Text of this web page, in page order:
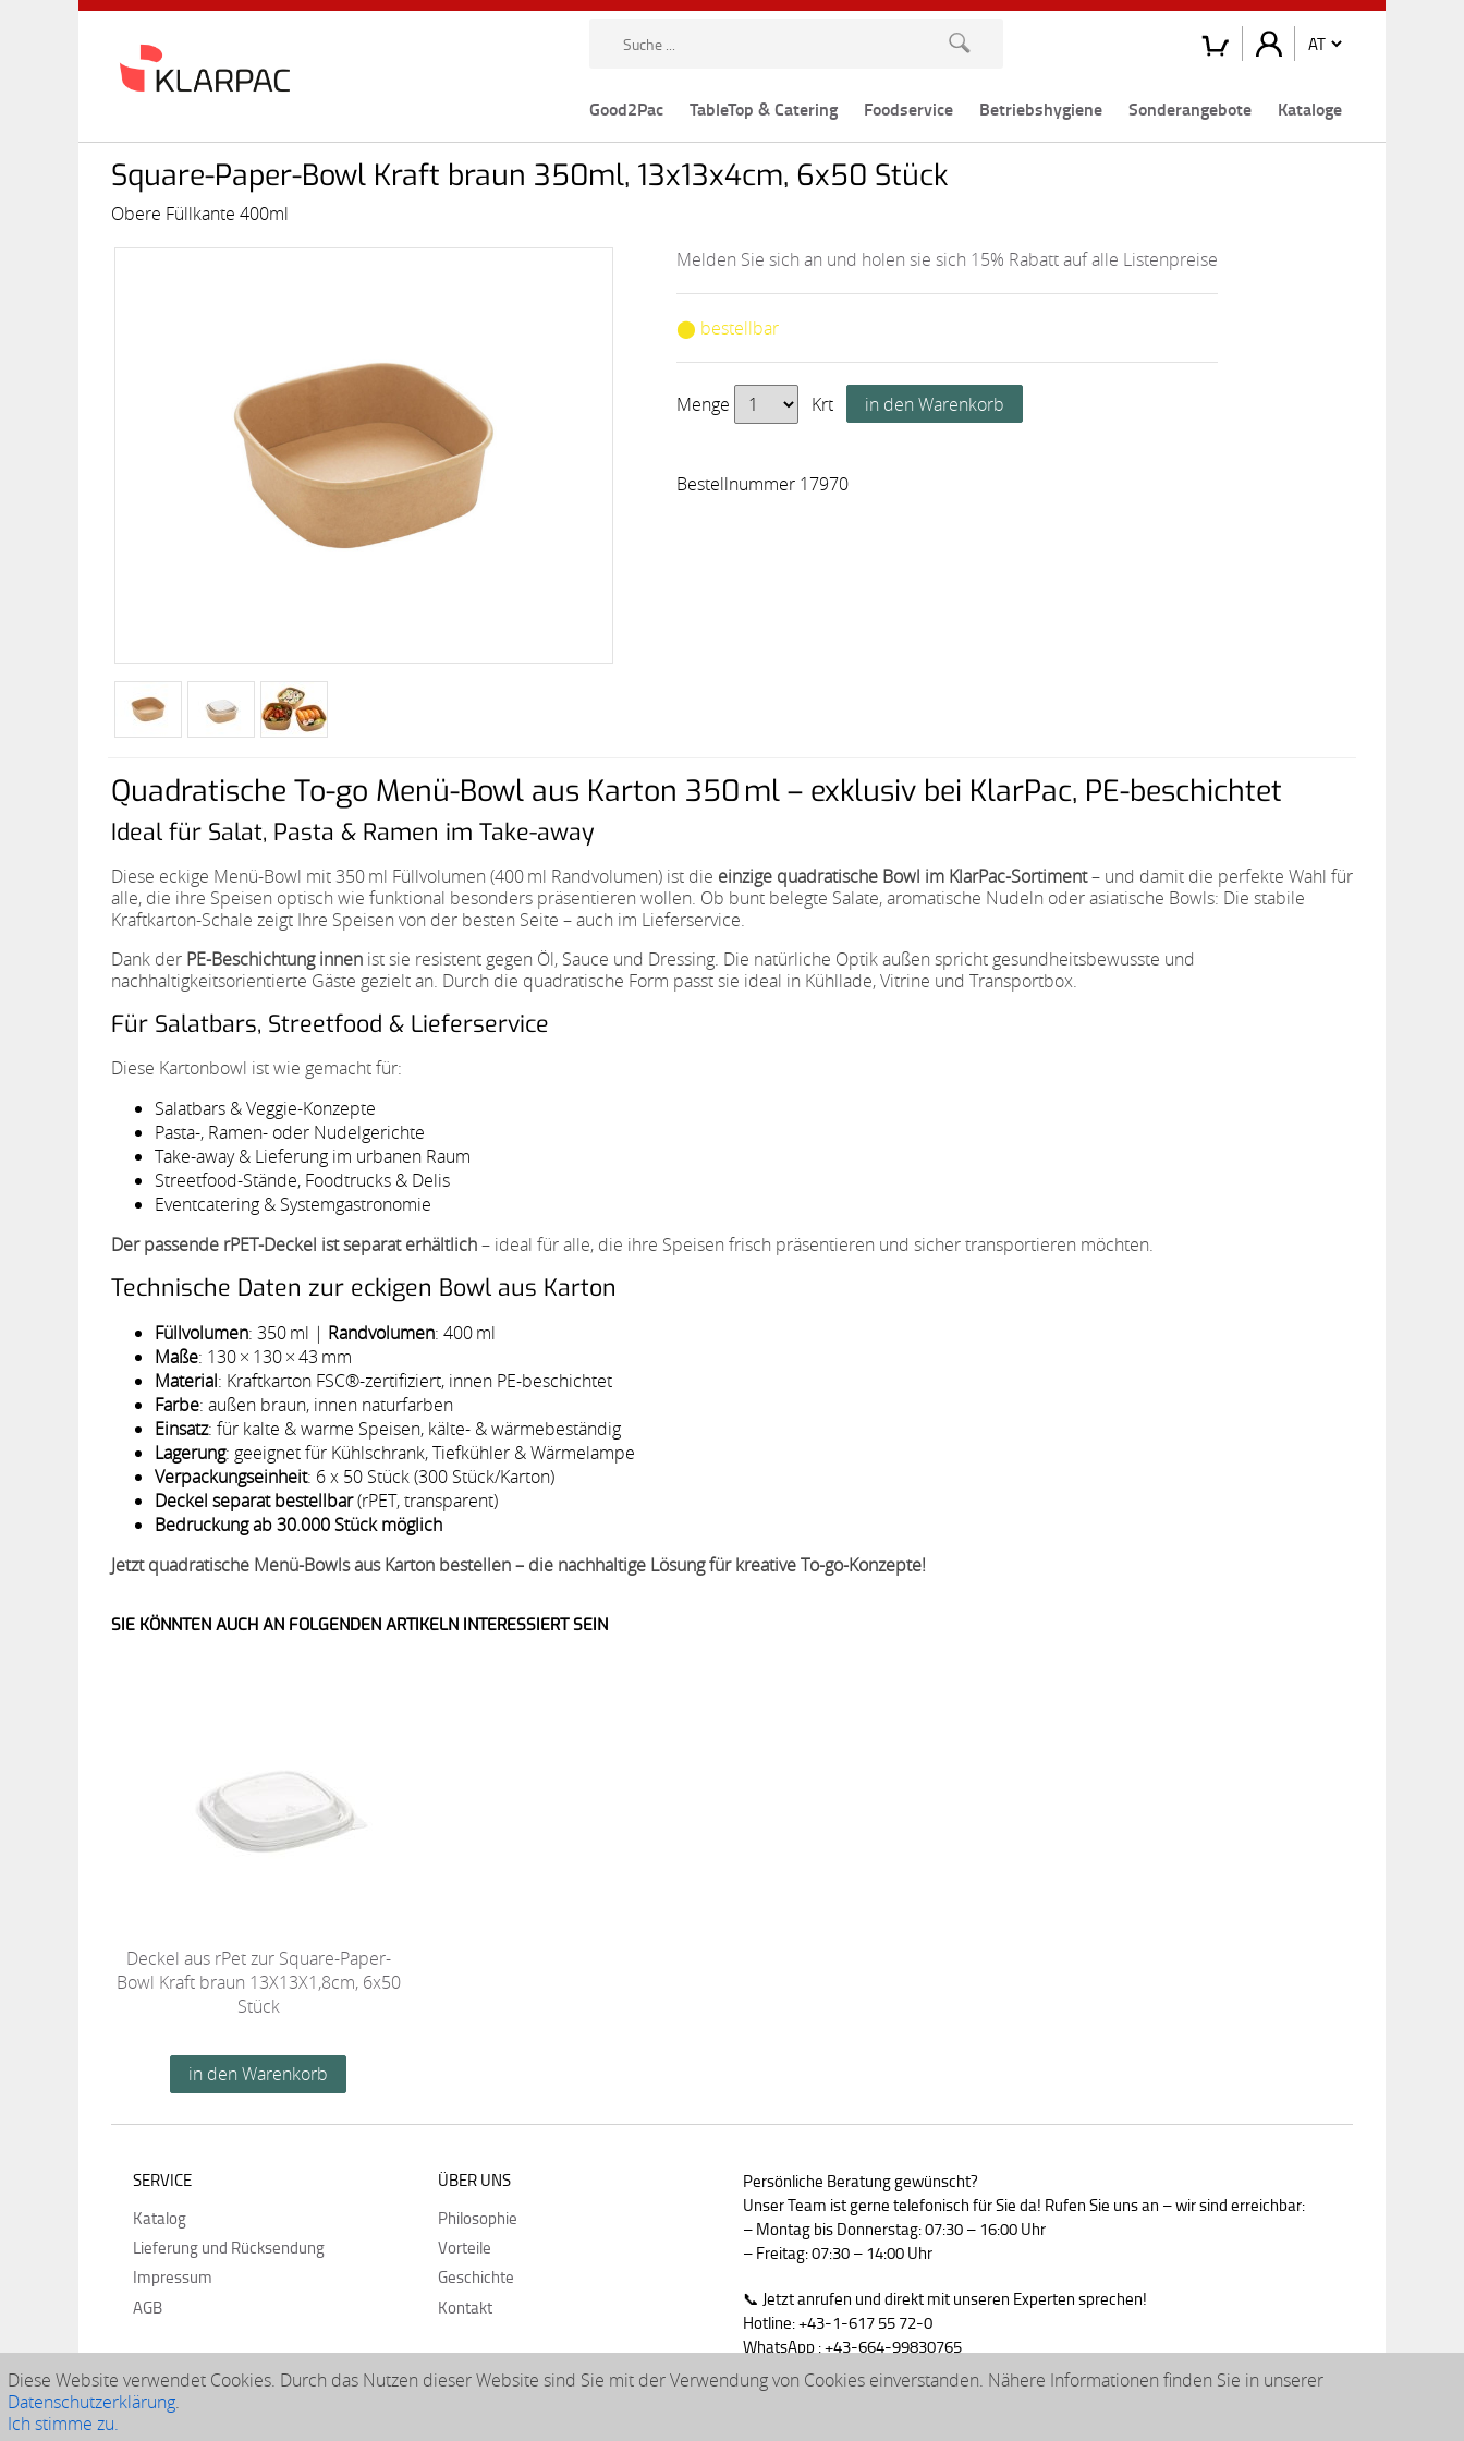
Good2Pac TableTop & Catering Foodservice Betriebshygiene Sonderangebote Kataloge
Square-Paper-Bowl Kraft braun 350ml, 13x13x4cm, 6x50 Stück
Obere Füllkante 400ml
Melden Sie sich an und holen sie sich 15% Rabatt auf alle Listenpreise
⬤ bestellbar
Menge Krt
Bestellnummer 17970
Quadratische To-go Menü-Bowl aus Karton 350 ml – exklusiv bei KlarPac, PE-beschichtet
Ideal für Salat, Pasta & Ramen im Take-away
Diese eckige Menü-Bowl mit 350 ml Füllvolumen (400 ml Randvolumen) ist die einzige quadratische Bowl im KlarPac-Sortiment– und damit die perfekte Wahl für
alle, die ihre Speisen optisch wie funktional besonders präsentieren wollen. Ob bunt belegte Salate, aromatische Nudeln oder asiatische Bowls: Die stabile
Kraftkarton-Schale zeigt Ihre Speisen von der besten Seite – auch im Lieferservice.
Dank der PE-Beschichtung innen ist sie resistent gegen Öl, Sauce und Dressing. Die natürliche Optik außen spricht gesundheitsbewusste und
nachhaltigkeitsorientierte Gäste gezielt an. Durch die quadratische Form passt sie ideal in Kühllade, Vitrine und Transportbox.
Für Salatbars, Streetfood & Lieferservice
Diese Kartonbowl ist wie gemacht für:
Salatbars & Veggie-Konzepte
Pasta-, Ramen- oder Nudelgerichte
Take-away & Lieferung im urbanen Raum
Streetfood-Stände, Foodtrucks & Delis
Eventcatering & Systemgastronomie
Der passende rPET-Deckel ist separat erhältlich– ideal für alle, die ihre Speisen frisch präsentieren und sicher transportieren möchten.
Technische Daten zur eckigen Bowl aus Karton
Füllvolumen: 350 ml | Randvolumen: 400 ml
Maße: 130 × 130 × 43 mm
Material: Kraftkarton FSC®-zertifiziert, innen PE-beschichtet
Farbe: außen braun, innen naturfarben
Einsatz: für kalte & warme Speisen, kälte- & wärmebeständig
Lagerung: geeignet für Kühlschrank, Tiefkühler & Wärmelampe
Verpackungseinheit: 6 x 50 Stück (300 Stück/Karton)
Deckel separat bestellbar(rPET, transparent)
Bedruckung ab 30.000 Stück möglich
Jetzt quadratische Menü-Bowls aus Karton bestellen – die nachhaltige Lösung für kreative To-go-Konzepte!
SIE KÖNNTEN AUCH AN FOLGENDEN ARTIKELN INTERESSIERT SEIN
Deckel aus rPet zur Square-Paper-
Bowl Kraft braun 13X13X1,8cm, 6x50
Stück
SERVICE
Katalog
Lieferung und Rücksendung
Impressum
AGB
ÜBER UNS
Philosophie
Vorteile
Geschichte
Kontakt
Persönliche Beratung gewünscht?
Unser Team ist gerne telefonisch für Sie da! Rufen Sie uns an – wir sind erreichbar:
– Montag bis Donnerstag: 07:30 – 16:00 Uhr
– Freitag: 07:30 – 14:00 Uhr
📞 Jetzt anrufen und direkt mit unseren Experten sprechen!
Hotline: +43-1-617 55 72-0
WhatsApp : +43-664-99830765
Diese Website verwendet Cookies. Durch das Nutzen dieser Website sind Sie mit der Verwendung von Cookies einverstanden. Nähere Informationen finden Sie in unserer
Datenschutzerklärung.
Ich stimme zu.